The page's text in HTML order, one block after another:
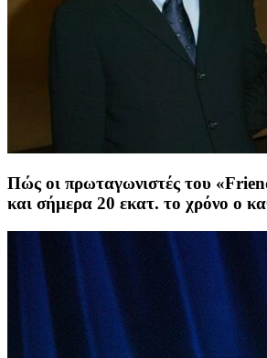
Πώς οι πρωταγωνιστές του
και σήμερα 20 εκατ. το χρόνο ο